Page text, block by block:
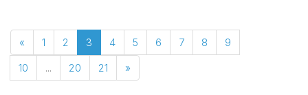
« 1 2 3 4 5 6 7 8
9
10
... 20 21 »